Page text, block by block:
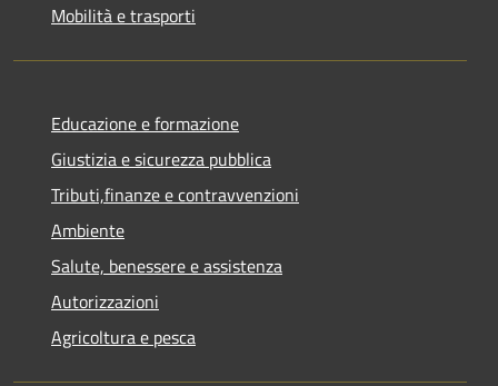
Mobilità e trasporti
Educazione e formazione
Giustizia e sicurezza pubblica
Tributi,finanze e contravvenzioni
Ambiente
Salute, benessere e assistenza
Autorizzazioni
Agricoltura e pesca